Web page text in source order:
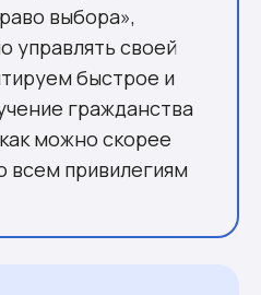
выбора»,
управлять своей
быстрое и
гражданства
можно скорее
всем привилегиям